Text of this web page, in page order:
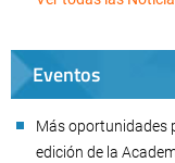
Eventos
Más oportunidades
edición de la